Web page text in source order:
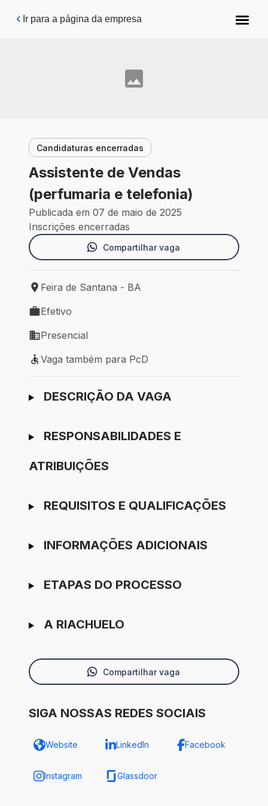
Pular para o conteúdo principal
Ir para a página da empresa
Candidaturas encerradas
Assistente de Vendas
(perfumaria e telefonia)
Publicada em 07 de maio de 2025
Inscrições encerradas
Compartilhar vaga
Local de trabalho: Feira de Santana - BA
Feira de Santana - BA
Tipo de vaga: Efetivo
Efetivo
Modelo de trabalho: Presencial
Presencial
Vaga também para PcD
Vaga também para PcD
Ir para candidatura
DESCRIÇÃO DA VAGA
RESPONSABILIDADES E
ATRIBUIÇÕES
REQUISITOS E QUALIFICAÇÕES
INFORMAÇÕES ADICIONAIS
ETAPAS DO PROCESSO
A RIACHUELO
Compartilhar vaga
SIGA NOSSAS REDES SOCIAIS
Website LinkedIn Facebook
Instagram Glassdoor